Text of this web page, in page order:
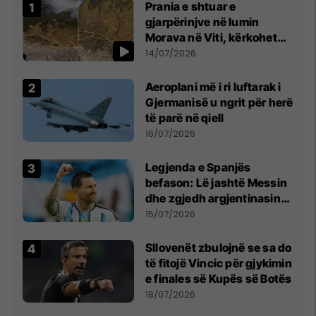
Prania e shtuar e
gjarpërinjve në lumin
Morava në Viti, kërkohet
kujdes nga qytetarët
14/07/2026
Aeroplani më i ri luftarak i
Gjermanisë u ngrit për herë
të parë në qiell
16/07/2026
Legjenda e Spanjës
befason: Lë jashtë Messin
dhe zgjedh argjentinasin
më të mirë në botë
15/07/2026
Sllovenët zbulojnë se sa do
të fitojë Vincic për gjykimin
e finales së Kupës së Botës
18/07/2026